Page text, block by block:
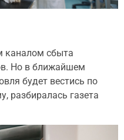
каналом сбыта
Но в ближайшем
будет вестись по
разбиралась газета